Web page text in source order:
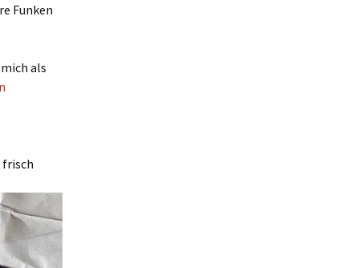
Funken
als
frisch